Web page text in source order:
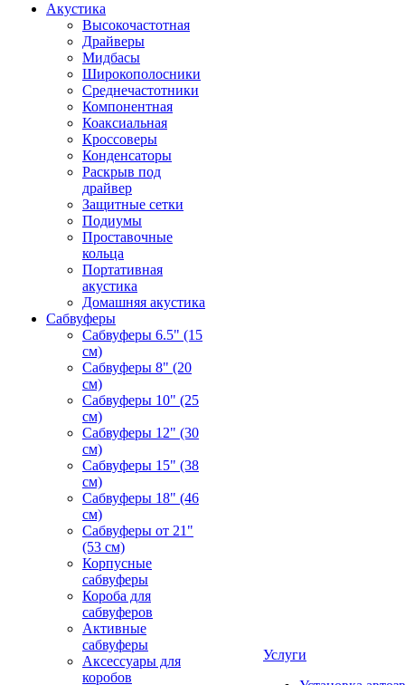
Акустика
Высокочастотная
Драйверы
Мидбасы
Широкополосники
Среднечастотники
Компонентная
Коаксиальная
Кроссоверы
Конденсаторы
Раскрыв под
драйвер
Защитные сетки
Подиумы
Проставочные
кольца
Портативная
акустика
Домашняя акустика
Сабвуферы
Сабвуферы 6.5" (15
см)
Сабвуферы 8" (20
см)
Сабвуферы 10" (25
см)
Сабвуферы 12" (30
см)
Сабвуферы 15" (38
см)
Сабвуферы 18" (46
см)
Сабвуферы от 21"
(53 см)
Корпусные
сабвуферы
Короба для
сабвуферов
Активные
сабвуферы
Аксессуары для
коробов
Услуги